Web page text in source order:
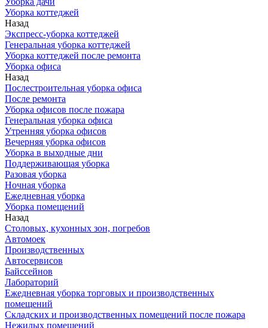
Уборка коттеджей
Назад
Экспресс-уборка коттеджей
Генеральная уборка коттеджей
Уборка коттеджей после ремонта
Уборка офиса
Назад
Послестроительная уборка офиса
После ремонта
Уборка офисов после пожара
Генеральная уборка офиса
Утренняя уборка офисов
Вечерняя уборка офисов
Уборка в выходные дни
Поддерживающая уборка
Разовая уборка
Ночная уборка
Ежедневная уборка
Уборка помещений
Назад
Столовых, кухонных зон, погребов
Автомоек
Производственных
Автосервисов
Байссейнов
Лабораторий
Ежедневная уборка торговых и производственных
помещений
Складских и производственных помещений после пожара
Нежилых помещений